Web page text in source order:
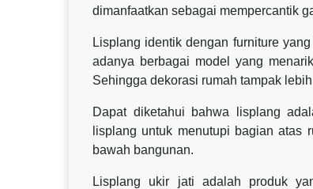
dimanfaatkan sebagai mempercantik
Lisplang identik dengan furniture
adanya berbagai model yang
Sehingga dekorasi rumah tampak
Dapat diketahui bahwa lisplang
lisplang untuk menutupi bagian atas
bawah bangunan.
Lisplang ukir jati adalah produk